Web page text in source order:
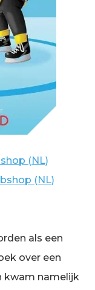
(NL)
(NL)
als een
over een
kwam namelijk